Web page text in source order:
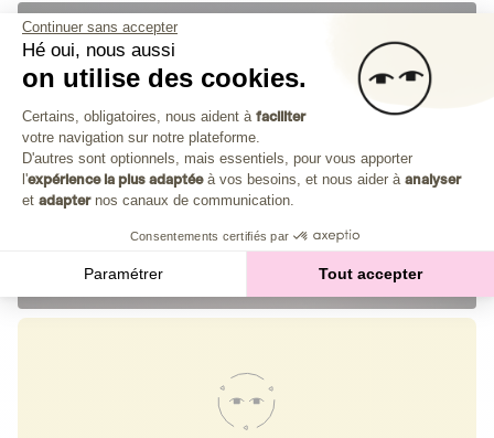
Continuer sans accepter
Hé oui, nous aussi
on utilise des cookies.
Plateforme de Gestion du
Certains, obligatoires, nous aident à faciliter
votre navigation sur notre plateforme.
D'autres sont optionnels, mais essentiels, pour vous apporter
l'expérience la plus adaptéeà vos besoins, et nous aider à analyser
et adapternos canaux de communication.
Consentements certifiés par
Paramétrer Tout accepter
Axeptio consent